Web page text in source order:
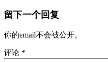
留下一个回复
你的email不会被公开。
评论 *